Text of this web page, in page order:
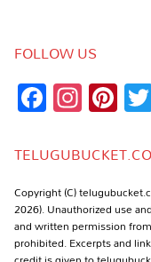
FOLLOW US
Copyright (C)
2026). Unauthorized use
and written permission
prohibited. Excerpts and